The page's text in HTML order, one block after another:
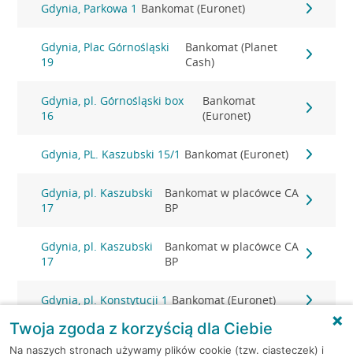
Gdynia, Parkowa 1 Bankomat (Euronet)
Gdynia, Plac Górnośląski
19
Bankomat (Planet
Cash)
Gdynia, pl. Górnośląski box
16
Bankomat
(Euronet)
Gdynia, PL. Kaszubski 15/1 Bankomat (Euronet)
Gdynia, pl. Kaszubski
17
Bankomat w placówce CA
BP
Gdynia, pl. Kaszubski
17
Bankomat w placówce CA
BP
Gdynia, pl. Konstytucji 1 Bankomat (Euronet)
Gdynia, Śląska 47 Bankomat (Planet Cash)
Twoja zgoda z korzyścią dla Ciebie
Na naszych stronach używamy plików cookie (tzw. ciasteczek) i